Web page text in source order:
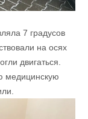
7 градусов
на осях
двигаться.
медицинскую